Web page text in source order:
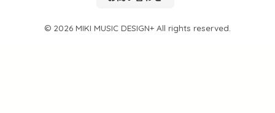
© 2026 MIKI MUSIC DESIGN+ All rights reserved.